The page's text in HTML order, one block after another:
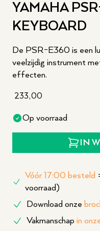
YAMAHA
KEYBOARD
De PSR-E360 is een
veelzijdig instrument
effecten.
233,00
Op voorraad
IN
Vóór 17:00 besteld
voorraad)
Download onze
Vakmanschap in